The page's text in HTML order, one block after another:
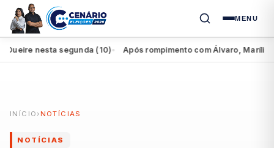
MENU
nesta segunda (10) ● Após rompimento com Álvaro, Marília
INÍCIO › NOTÍCIAS
NOTÍCIAS